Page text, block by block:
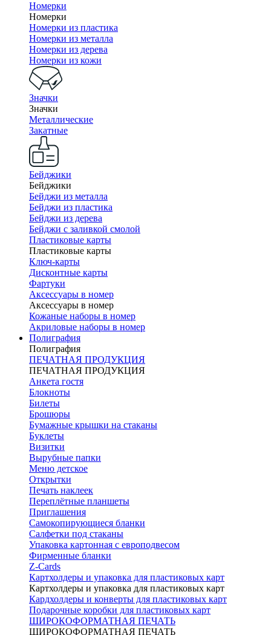
Номерки
Номерки
Номерки из пластика
Номерки из металла
Номерки из дерева
Номерки из кожи
Значки
Значки
Металлические
Закатные
Бейджики
Бейджики
Бейджи из металла
Бейджи из пластика
Бейджи из дерева
Бейджи с заливкой смолой
Пластиковые карты
Пластиковые карты
Ключ-карты
Дисконтные карты
Фартуки
Аксессуары в номер
Аксессуары в номер
Кожаные наборы в номер
Акриловые наборы в номер
Полиграфия
Полиграфия
ПЕЧАТНАЯ ПРОДУКЦИЯ
ПЕЧАТНАЯ ПРОДУКЦИЯ
Анкета гостя
Блокноты
Билеты
Брошюры
Бумажные крышки на стаканы
Буклеты
Визитки
Вырубные папки
Меню детское
Открытки
Печать наклеек
Переплётные планшеты
Приглашения
Самокопирующиеся бланки
Салфетки под стаканы
Упаковка картонная с европодвесом
Фирменные бланки
Z-Cards
Картхолдеры и упаковка для пластиковых карт
Картхолдеры и упаковка для пластиковых карт
Кардхолдеры и конверты для пластиковых карт
Подарочные коробки для пластиковых карт
ШИРОКОФОРМАТНАЯ ПЕЧАТЬ
ШИРОКОФОРМАТНАЯ ПЕЧАТЬ